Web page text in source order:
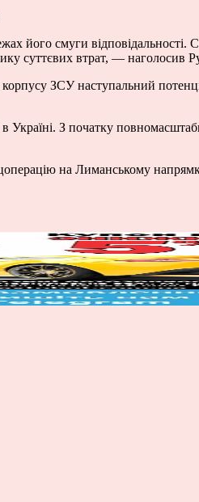
його смуги відповідальності.
суттєвих втрат, — наголосив
ЗСУ наступальний
Україні. З початку
на Лиманському